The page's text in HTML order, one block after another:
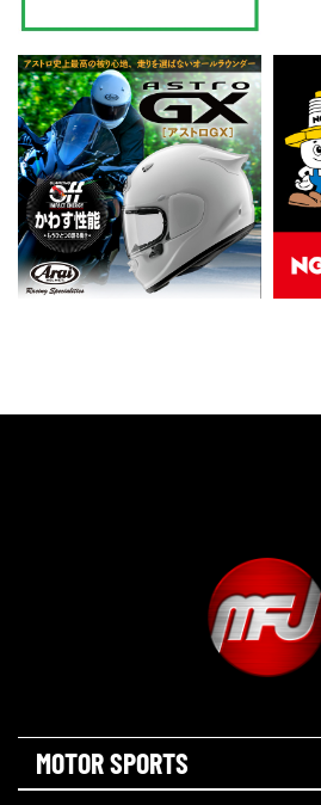
MOTOR SPORTS